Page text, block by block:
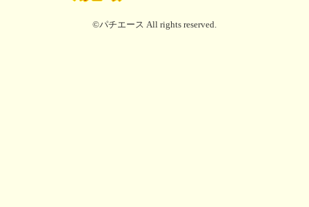
©パチエース All rights reserved.